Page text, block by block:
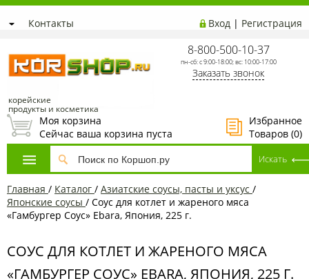
Контакты Вход | Регистрация
корейские
продукты и косметика
8-800-500-10-37
пн-сб: с 9:00-18:00; вс: 10:00-17:00
Заказать звонок
Избранное
Товаров (0)
Моя корзина
Сейчас ваша корзина пуста
Главная / Каталог / Азиатские соусы, пасты и уксус /
Японские соусы / Соус для котлет и жареного мяса
«Гамбургер Соус» Ebara, Япония, 225 г.
СОУС ДЛЯ КОТЛЕТ И ЖАРЕНОГО МЯСА
«ГАМБУРГЕР СОУС» EBARA, ЯПОНИЯ, 225 Г.